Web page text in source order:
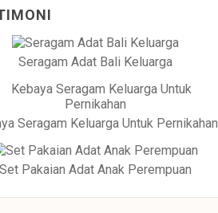
Seragam Adat Bali Keluarga
Seragam Keluarga Untuk Pernikahan
Set Pakaian Adat Anak Perempuan